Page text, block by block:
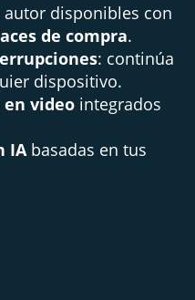
autor disponibles con
de compra.
: continúa
dispositivo.
video integrados
IA basadas en tus